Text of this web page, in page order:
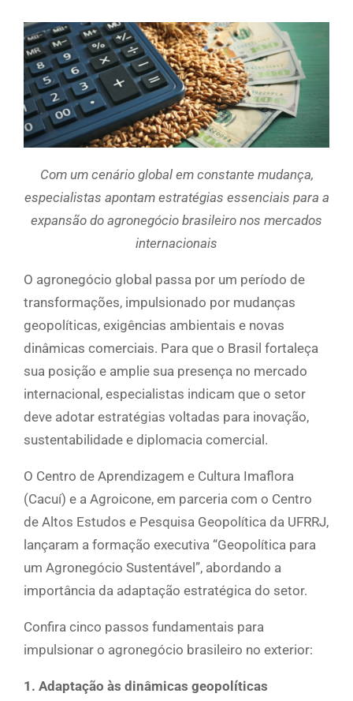
Com um cenário global em constante mudança,
especialistas apontam estratégias essenciais para a
expansão do agronegócio brasileiro nos mercados
internacionais
O agronegócio global passa por um período de
transformações, impulsionado por mudanças
geopolíticas, exigências ambientais e novas
dinâmicas comerciais. Para que o Brasil fortaleça
sua posição e amplie sua presença no mercado
internacional, especialistas indicam que o setor
deve adotar estratégias voltadas para inovação,
sustentabilidade e diplomacia comercial.
O Centro de Aprendizagem e Cultura Imaflora
(Cacuí) e a Agroicone, em parceria com o Centro
de Altos Estudos e Pesquisa Geopolítica da UFRRJ,
lançaram a formação executiva “Geopolítica para
um Agronegócio Sustentável”, abordando a
importância da adaptação estratégica do setor.
Confira cinco passos fundamentais para
impulsionar o agronegócio brasileiro no exterior:
1. Adaptação às dinâmicas geopolíticas